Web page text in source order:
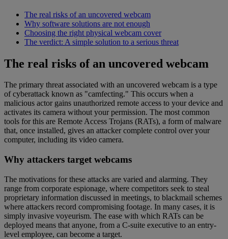
The real risks of an uncovered webcam
Why software solutions are not enough
Choosing the right physical webcam cover
The verdict: A simple solution to a serious threat
The real risks of an uncovered webcam
The primary threat associated with an uncovered webcam is a type
of cyberattack known as "camfecting." This occurs when a
malicious actor gains unauthorized remote access to your device and
activates its camera without your permission. The most common
tools for this are Remote Access Trojans (RATs), a form of malware
that, once installed, gives an attacker complete control over your
computer, including its video camera.
Why attackers target webcams
The motivations for these attacks are varied and alarming. They
range from corporate espionage, where competitors seek to steal
proprietary information discussed in meetings, to blackmail schemes
where attackers record compromising footage. In many cases, it is
simply invasive voyeurism. The ease with which RATs can be
deployed means that anyone, from a C-suite executive to an entry-
level employee, can become a target.